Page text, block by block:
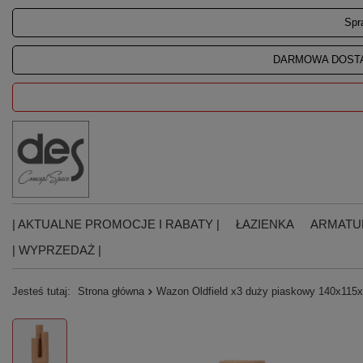
DARMOWA
| AKTUALNE PROMOCJE I RABATY | ŁAZIENKA
| WYPRZEDAŻ |
Jesteś tutaj: Strona główna Wazon Oldfield x3 duży piaskowy